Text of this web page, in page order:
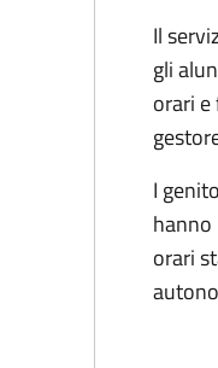
Il
gli
orari
I
hanno
orari